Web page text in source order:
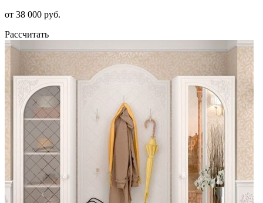
от 38 000 руб.
Рассчитать